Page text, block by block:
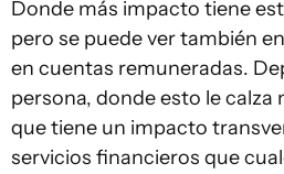
Donde más impacto tiene
pero se puede ver también
en cuentas remuneradas.
persona, donde esto le calza
que tiene un impacto
servicios financieros que